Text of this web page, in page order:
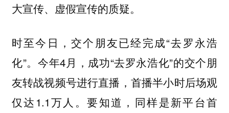
大宣传、虚假宣传的质疑。
时至今日，交个朋友已经完成“去罗永浩
化”。今年4月，成功“去罗永浩化”的交个朋
友转战视频号进行直播，首播半小时后场观
仅达1.1万人。要知道，同样是新平台首